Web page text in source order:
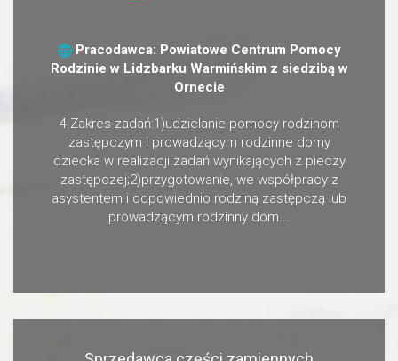
Pracodawca: Powiatowe Centrum Pomocy
Rodzinie w Lidzbarku Warmińskim z siedzibą w
Ornecie
4.Zakres zadań:1)udzielanie pomocy rodzinom
zastępczym i prowadzącym rodzinne domy
dziecka w realizacji zadań wynikających z pieczy
zastępczej;2)przygotowanie, we współpracy z
asystentem i odpowiednio rodziną zastępczą lub
prowadzącym rodzinny dom...